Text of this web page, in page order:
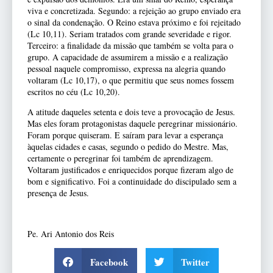
viva e concretizada. Segundo: a rejeição ao grupo enviado era
o sinal da condenação. O Reino estava próximo e foi rejeitado
(Lc 10,11). Seriam tratados com grande severidade e rigor.
Terceiro: a finalidade da missão que também se volta para o
grupo. A capacidade de assumirem a missão e a realização
pessoal naquele compromisso, expressa na alegria quando
voltaram (Lc 10,17), o que permitiu que seus nomes fossem
escritos no céu (Lc 10,20).
A atitude daqueles setenta e dois teve a provocação de Jesus.
Mas eles foram protagonistas daquele peregrinar missionário.
Foram porque quiseram. E saíram para levar a esperança
àquelas cidades e casas, segundo o pedido do Mestre. Mas,
certamente o peregrinar foi também de aprendizagem.
Voltaram justificados e enriquecidos porque fizeram algo de
bom e significativo. Foi a continuidade do discipulado sem a
presença de Jesus.
Pe. Ari Antonio dos Reis
Facebook Twitter